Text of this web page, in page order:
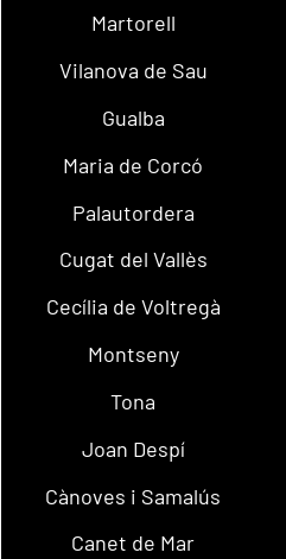
Martorell
Vilanova de Sau
Gualba
Maria de Corcó
Palautordera
Cugat del Vallès
Cecília de Voltregà
Montseny
Tona
Joan Despí
Cànoves i Samalús
Canet de Mar